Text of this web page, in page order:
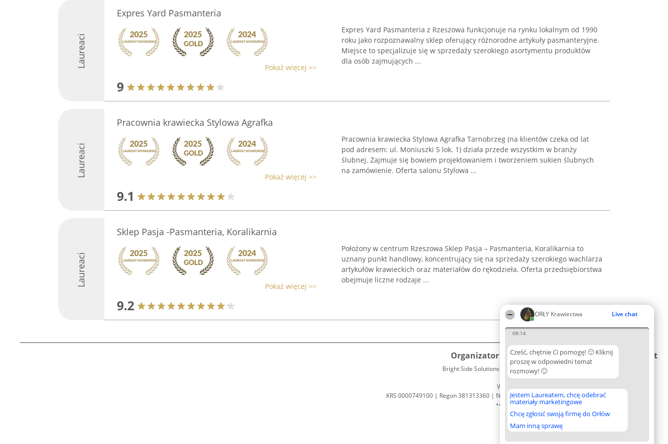
ORŁY Krawiectwa Live chat
08:14
Cześć, chętnie Ci pomogę! 🙂 Kliknij
proszę w odpowiedni temat
rozmowy! 🙂
Jestem Laureatem, chcę odebrać
materiały marketingowe
Chcę zgłosić swoją firmę do Orłów
Mam inną sprawę
Laureaci
Expres Yard Pasmanteria
Pokaż więcej >>
9
Expres Yard Pasmanteria z Rzeszowa funkcjonuje na rynku lokalnym od 1990
roku jako rozpoznawalny sklep oferujący różnorodne artykuły pasmanteryjne.
Miejsce to specjalizuje się w sprzedaży szerokiego asortymentu produktów
dla osób zajmujących ...
Laureaci
Pracownia krawiecka Stylowa Agrafka
Pokaż więcej >>
9.1
Pracownia krawiecka Stylowa Agrafka Tarnobrzeg (na klientów czeka od lat
pod adresem: ul. Moniuszki 5 lok. 1) działa przede wszystkim w branży
ślubnej. Zajmuje się bowiem projektowaniem i tworzeniem sukien ślubnych
na zamówienie. Oferta salonu Stylowa ...
Laureaci
Sklep Pasja -Pasmanteria, Koralikarnia
Pokaż więcej >>
9.2
Położony w centrum Rzeszowa Sklep Pasja – Pasmanteria, Koralikarnia to
uznany punkt handlowy, koncentrujący się na sprzedaży szerokiego wachlarza
artykułów krawieckich oraz materiałów do rękodzieła. Oferta przedsiębiorstwa
obejmuje liczne rodzaje ...
Organizator plebiscytu
Bright Side Solutions sp. z o. o. sp. k.
ul. Ruska 22
Wrocław 50-079
KRS 0000749100 | Regon 381313360 | NIP 8943132676
+48 508 492 400
Plebiscyt
Lista
Laureatów
Zasady
Regulamin
Prywatności
Kontakt